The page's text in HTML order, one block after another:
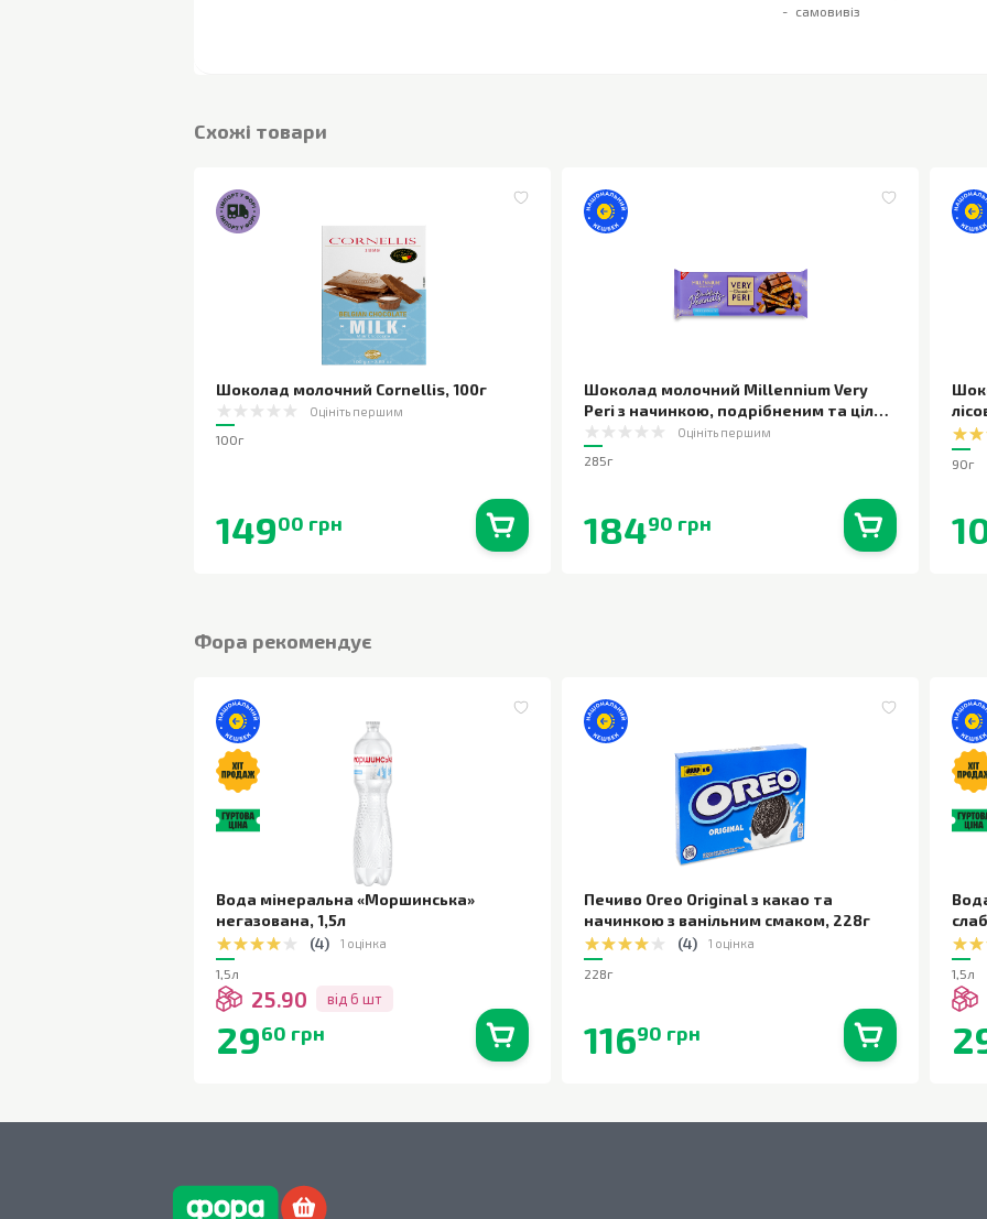
самовивіз
Cхожі товари
Шоколад молочний Cornellis, 100г
Оцініть першим
100г
14900 грн
Шоколад молочний Millennium Very
Peri з начинкою, подрібненим та цілим
арахісом, 285г
Оцініть першим
285г
18490 грн
90г
Фора рекомендує
Вода мінеральна «Моршинська»
негазована, 1,5л
(4) 1 оцінка
1,5л
25.90 від 6 шт
2960 грн
Печиво Oreo Original з какао та
начинкою з ванільним смаком, 228г
(4) 1 оцінка
228г
11690 грн
1,5л